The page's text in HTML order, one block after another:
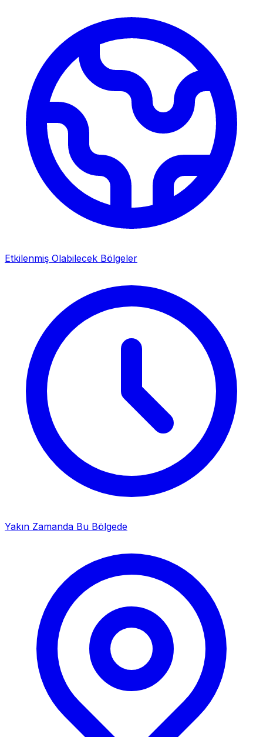
Etkilenmiş Olabilecek Bölgeler
Yakın Zamanda Bu Bölgede